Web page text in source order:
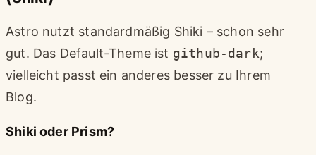
Astro nutzt standardmäßig Shiki – schon sehr
gut. Das Default-Theme ist github-dark;
vielleicht passt ein anderes besser zu Ihrem
Blog.
Shiki oder Prism?